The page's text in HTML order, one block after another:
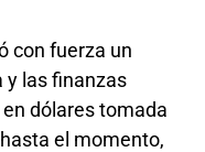
con fuerza un
y las finanzas
dólares tomada
el momento,